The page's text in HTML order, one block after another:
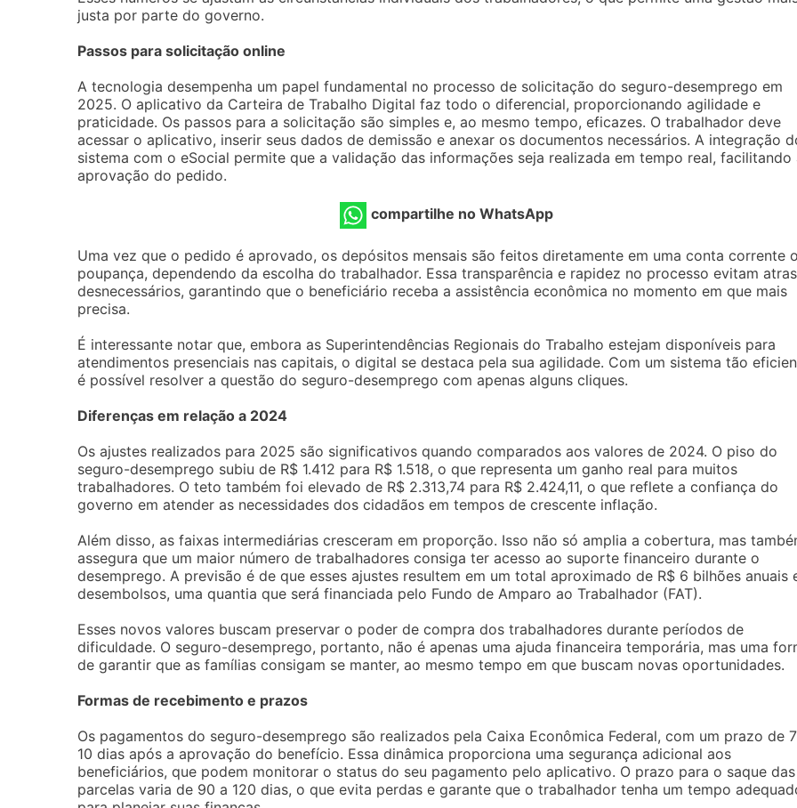
justa por parte do governo.
Passos para solicitação online
A tecnologia desempenha um papel fundamental no processo de solicitação do seguro-desemprego em
2025. O aplicativo da Carteira de Trabalho Digital faz todo o diferencial, proporcionando agilidade e
praticidade. Os passos para a solicitação são simples e, ao mesmo tempo, eficazes. O trabalhador deve
acessar o aplicativo, inserir seus dados de demissão e anexar os documentos necessários. A integração
sistema com o eSocial permite que a validação das informações seja realizada em tempo real, facilitando
aprovação do pedido.
compartilhe no WhatsApp
Uma vez que o pedido é aprovado, os depósitos mensais são feitos diretamente em uma conta corrente
poupança, dependendo da escolha do trabalhador. Essa transparência e rapidez no processo evitam
desnecessários, garantindo que o beneficiário receba a assistência econômica no momento em que mais
precisa.
É interessante notar que, embora as Superintendências Regionais do Trabalho estejam disponíveis para
atendimentos presenciais nas capitais, o digital se destaca pela sua agilidade. Com um sistema tão
é possível resolver a questão do seguro-desemprego com apenas alguns cliques.
Diferenças em relação a 2024
Os ajustes realizados para 2025 são significativos quando comparados aos valores de 2024. O piso do
seguro-desemprego subiu de R$ 1.412 para R$ 1.518, o que representa um ganho real para muitos
trabalhadores. O teto também foi elevado de R$ 2.313,74 para R$ 2.424,11, o que reflete a confiança do
governo em atender as necessidades dos cidadãos em tempos de crescente inflação.
Além disso, as faixas intermediárias cresceram em proporção. Isso não só amplia a cobertura, mas
assegura que um maior número de trabalhadores consiga ter acesso ao suporte financeiro durante o
desemprego. A previsão é de que esses ajustes resultem em um total aproximado de R$ 6 bilhões anuais
desembolsos, uma quantia que será financiada pelo Fundo de Amparo ao Trabalhador (FAT).
Esses novos valores buscam preservar o poder de compra dos trabalhadores durante períodos de
dificuldade. O seguro-desemprego, portanto, não é apenas uma ajuda financeira temporária, mas uma
de garantir que as famílias consigam se manter, ao mesmo tempo em que buscam novas oportunidades.
Formas de recebimento e prazos
Os pagamentos do seguro-desemprego são realizados pela Caixa Econômica Federal, com um prazo de
10 dias após a aprovação do benefício. Essa dinâmica proporciona uma segurança adicional aos
beneficiários, que podem monitorar o status do seu pagamento pelo aplicativo. O prazo para o saque das
parcelas varia de 90 a 120 dias, o que evita perdas e garante que o trabalhador tenha um tempo